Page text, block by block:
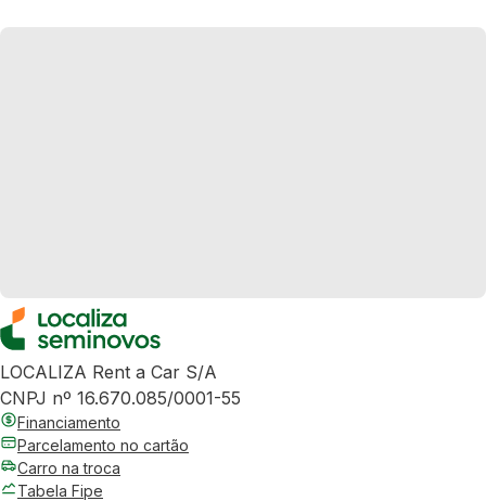
LOCALIZA Rent a Car S/A
CNPJ nº 16.670.085/0001-55
Financiamento
Parcelamento no cartão
Carro na troca
Tabela Fipe